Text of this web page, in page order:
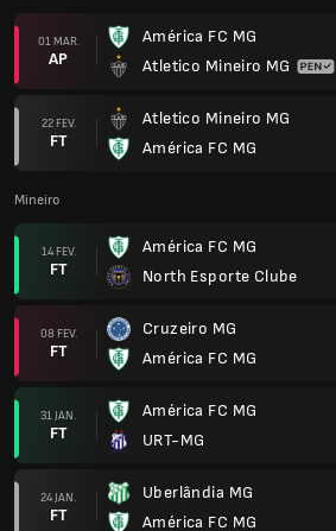
01 MAR.
AP
América FC MG
Atletico Mineiro MG
22 FEV.
FT
Atletico Mineiro MG
América FC MG
Mineiro
14 FEV.
FT
América FC MG
North Esporte Clube
08 FEV.
FT
Cruzeiro MG
América FC MG
31 JAN.
FT
América FC MG
URT-MG
24 JAN.
FT
Uberlândia MG
América FC MG